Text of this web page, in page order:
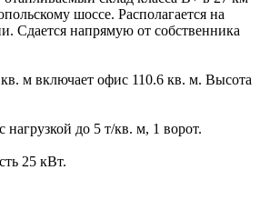
шоссе. Располагается на
Сдается напрямую от собственника
м включает офис 110.6 кв. м. Высота
до 5 т/кв. м, 1 ворот.
25 кВт.